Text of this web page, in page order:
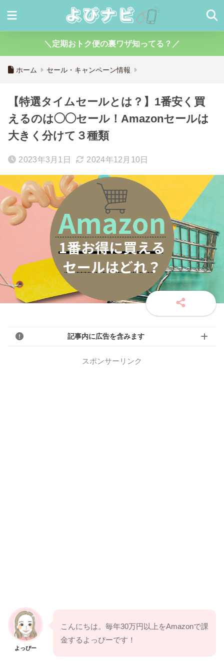
＼定期おトク便の裏ワザ知ってる？／
ホーム セール・キャンペーン情報
【特選タイムセールとは？】1番安く買
えるのは◯◯セール！Amazonセールは
大きく分けて３種類
2023年3月1日 2024年12月10日
記事内に広告を含みます
スポンサーリンク
よっぴー
こんにちは。毎年30万円以上をAmazonで課
金するよっぴーです！